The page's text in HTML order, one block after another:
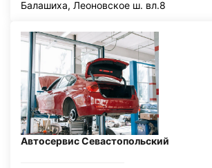
Балашиха, Леоновское ш. вл.8
Автосервис Севастопольский